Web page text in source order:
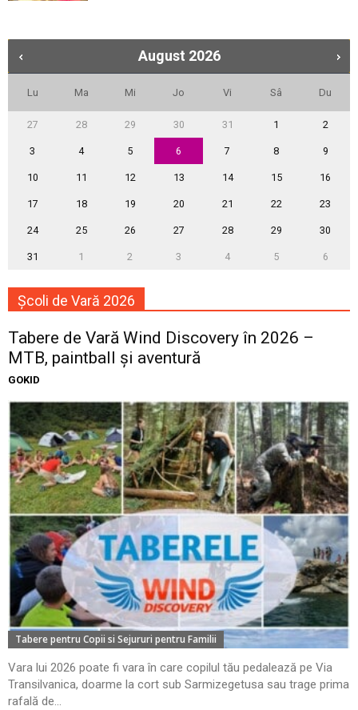
August 2026
Lu Ma Mi Jo Vi Sâ Du
27 28 29 30 31 1 2
3 4 5 6 7 8 9
10 11 12 13 14 15 16
17 18 19 20 21 22 23
24 25 26 27 28 29 30
31 1 2 3 4 5 6
Școli de Vară 2026
Tabere de Vară Wind Discovery în 2026 –
MTB, paintball și aventură
GOKID
Tabere pentru Copii si Sejururi pentru Familii
Vara lui 2026 poate fi vara în care copilul tău pedalează pe Via
Transilvanica, doarme la cort sub Sarmizegetusa sau trage prima
rafală de...